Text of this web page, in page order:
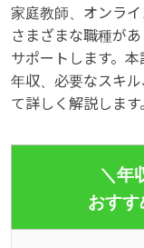
家庭教師、オンラ
さまざまな職種が
サポートします。本
年収、必要なスキ
て詳しく解説します
＼年
おすす